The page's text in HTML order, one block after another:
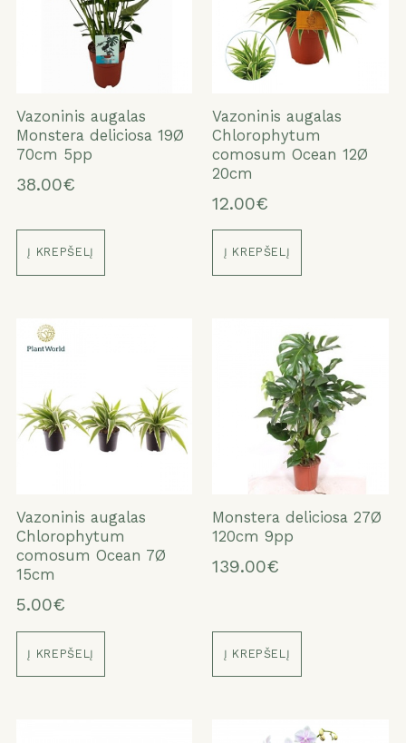
Vazoninis augalas
Monstera deliciosa 19Ø
70cm 5pp
38.00€
Į KREPŠELĮ
Vazoninis augalas
Chlorophytum
comosum Ocean 12Ø
20cm
12.00€
Į KREPŠELĮ
Vazoninis augalas
Chlorophytum
comosum Ocean 7Ø
15cm
5.00€
Į KREPŠELĮ
Monstera deliciosa 27Ø
120cm 9pp
139.00€
Į KREPŠELĮ